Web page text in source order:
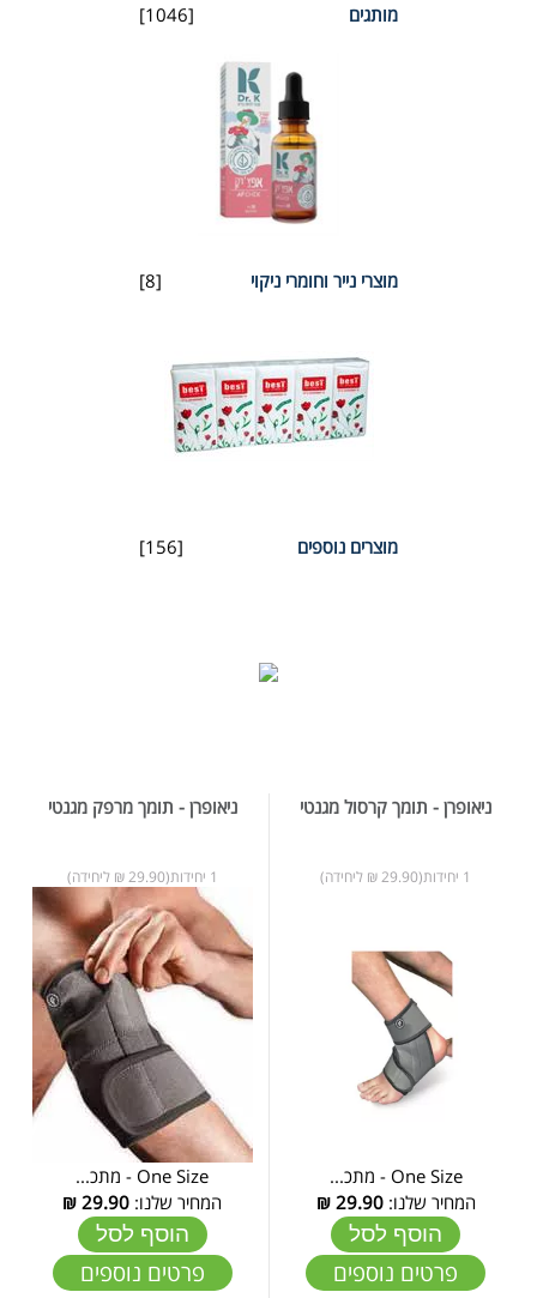
[1046] מותגים
[8] מוצרי נייר וחומרי ניקוי
[156] מוצרים נוספים
ניאופרן - תומך קרסול מגנטי
1 יחידות(29.90 ₪ ליחידה)
One Size - מתכ...
המחיר שלנו:29.90
₪
הוסף לסל
פרטים נוספים
ניאופרן - תומך מרפק מגנטי
1 יחידות(29.90 ₪ ליחידה)
One Size - מתכ...
המחיר שלנו: 29.90
₪
הוסף לסל
פרטים נוספים